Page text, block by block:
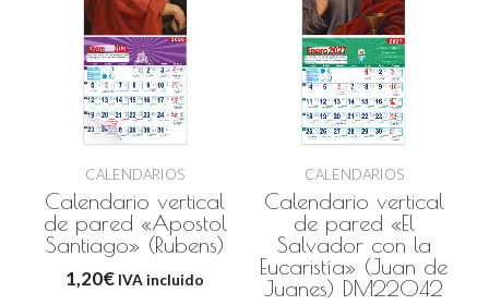
CALENDARIOS
Calendario vertical
de pared «Apostol
Santiago» (Rubens)
1,20€ IVA incluido
CALENDARIOS
Calendario vertical
de pared «El
Salvador con la
Eucaristía» (Juan de
Juanes) DM22042